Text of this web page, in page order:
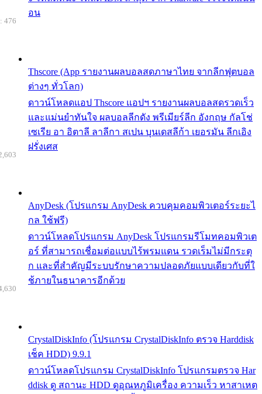
อน
Thscore (App รายงานผลบอลสดภาษาไทย จากลีกฟุตบอล
ต่างๆ ทั่วโลก)
ดาวน์โหลดแอป Thscore แอปฯ รายงานผลบอลสดรวดเร็ว
และแม่นยำทันใจ ผลบอลลีกดัง พรีเมียร์ลีก อังกฤษ กัลโช่
เซเรีย อา อิตาลี ลาลีกา สเปน บุนเดสลีก้า เยอรมัน ลีกเอิง
ฝรั่งเศส
476
AnyDesk (โปรแกรม AnyDesk ควบคุมคอมพิวเตอร์ระยะไ
กล ใช้ฟรี)
ดาวน์โหลดโปรแกรม AnyDesk โปรแกรมรีโมทคอมพิวเต
อร์ ที่สามารถเชื่อมต่อแบบไร้พรมแดน รวดเร็มไม่มีกระตุ
ก และที่สำคัญมีระบบรักษาความปลอดภัยแบบเดียวกับที่ใ
ช้ภายในธนาคารอีกด้วย
CrystalDiskInfo (โปรแกรม CrystalDiskInfo ตรวจ Harddisk
เช็ค HDD) 9.9.1
ดาวน์โหลดโปรแกรม CrystalDiskInfo โปรแกรมตรวจ Har
ddisk ดู สถานะ HDD ดูอุณหภูมิเครื่อง ความเร็ว หาสาเหต